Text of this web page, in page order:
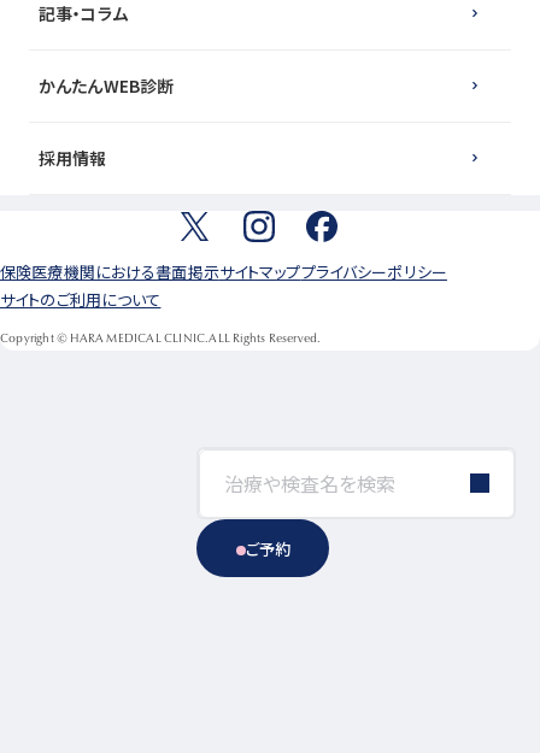
記事・コラム
かんたんWEB診断
採用情報
保険医療機関における書面掲示サイトマッププライバシーポリシー
サイトのご利用について
Copyright © HARA MEDICAL CLINIC.ALL Rights Reserved.
ご予約